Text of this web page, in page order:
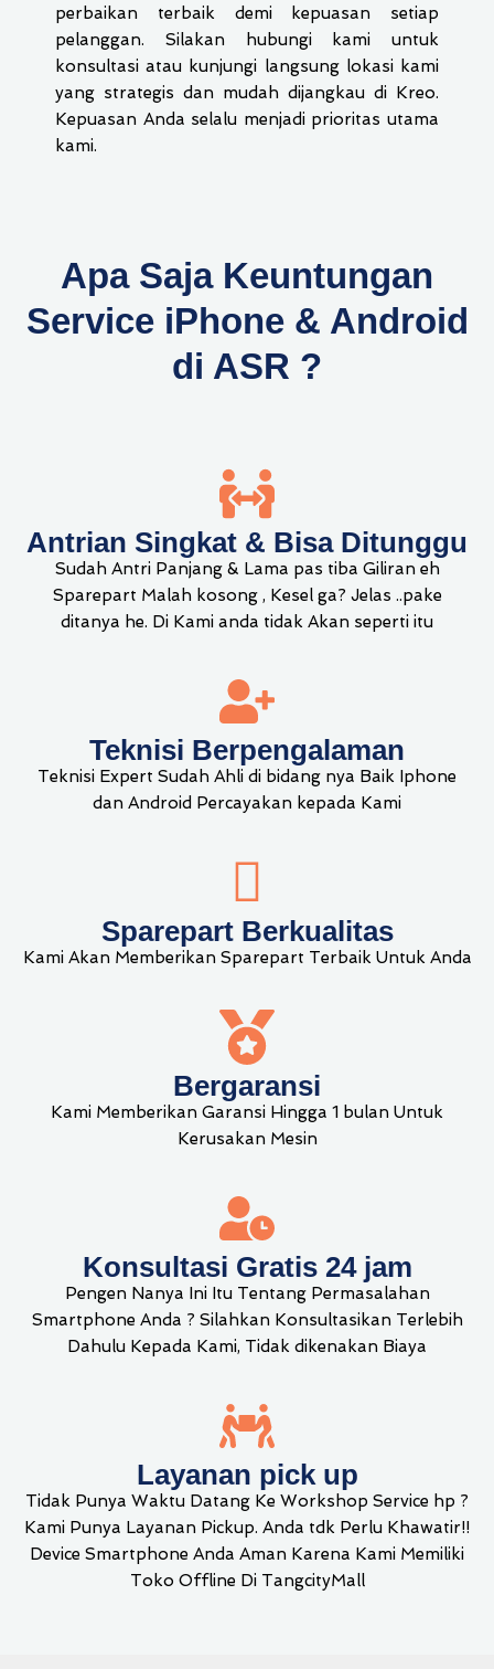
perbaikan terbaik demi kepuasan setiap
pelanggan. Silakan hubungi kami untuk
konsultasi atau kunjungi langsung lokasi kami
yang strategis dan mudah dijangkau di Kreo.
Kepuasan Anda selalu menjadi prioritas utama
kami.
Apa Saja Keuntungan
Service iPhone & Android
di ASR ?
Antrian Singkat & Bisa Ditunggu
Sudah Antri Panjang & Lama pas tiba Giliran eh
Sparepart Malah kosong , Kesel ga? Jelas ..pake
ditanya he. Di Kami anda tidak Akan seperti itu
Teknisi Berpengalaman
Teknisi Expert Sudah Ahli di bidang nya Baik Iphone
dan Android Percayakan kepada Kami
Sparepart Berkualitas
Kami Akan Memberikan Sparepart Terbaik Untuk Anda
Bergaransi
Kami Memberikan Garansi Hingga 1 bulan Untuk
Kerusakan Mesin
Konsultasi Gratis 24 jam
Pengen Nanya Ini Itu Tentang Permasalahan
Smartphone Anda ? Silahkan Konsultasikan Terlebih
Dahulu Kepada Kami, Tidak dikenakan Biaya
Layanan pick up
Tidak Punya Waktu Datang Ke Workshop Service hp ?
Kami Punya Layanan Pickup. Anda tdk Perlu Khawatir!!
Device Smartphone Anda Aman Karena Kami Memiliki
Toko Offline Di TangcityMall